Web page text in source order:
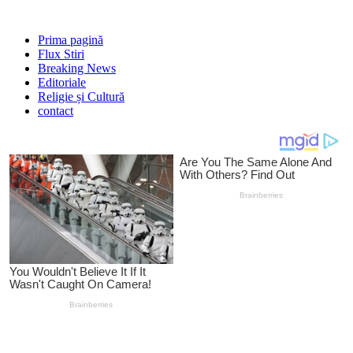
Prima pagină
Flux Stiri
Breaking News
Editoriale
Religie și Cultură
contact